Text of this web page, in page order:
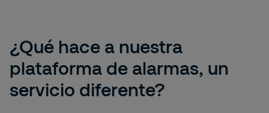
¿Qué hace a nuestra
plataforma de alarmas, un
servicio diferente?